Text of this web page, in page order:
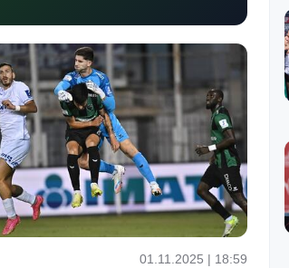
01.11.2025 | 18:59